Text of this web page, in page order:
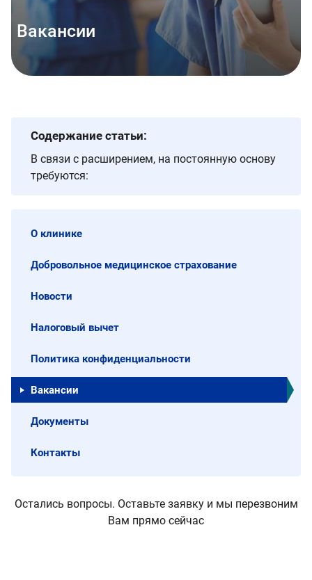
Вакансии
Содержание статьи:
В связи с расширением, на постоянную основу
требуются:
О клинике
Добровольное медицинское страхование
Новости
Налоговый вычет
Политика конфиденциальности
Вакансии
Документы
Контакты
Остались вопросы. Оставьте заявку и мы перезвоним
Вам прямо сейчас